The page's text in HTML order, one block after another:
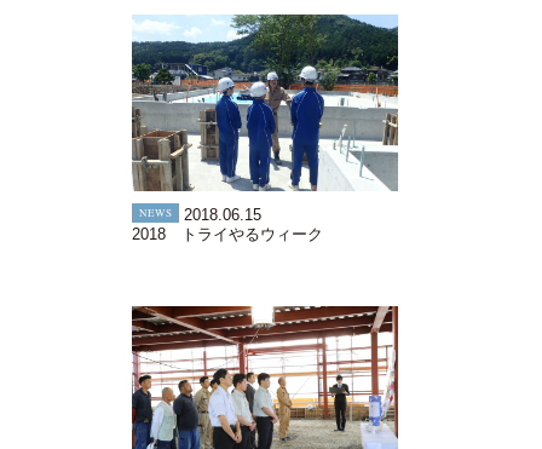
NEWS
2018.06.15
2018 トライやるウィーク